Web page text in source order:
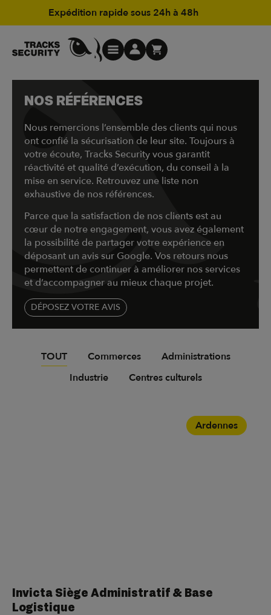
Expédition rapide sous 24h à 48h
NOS RÉFÉRENCES
Nous remercions l’ensemble des clients qui nous
ont confié la sécurisation de leur site. Toujours à
votre écoute, Tracks Security vous garantit
réactivité et qualité d’exécution, du conseil à la
mise en service. Retrouvez une liste non
exhaustive de nos références.
Parce que la satisfaction de nos clients est au
cœur de notre engagement, vous avez également
la possibilité de partager votre expérience en
déposant un avis sur Google. Vos retours nous
permettent de continuer à améliorer nos services
et d’accompagner au mieux chaque projet.
DÉPOSEZ VOTRE AVIS
TOUT Commerces
Administrations
Industrie
Centres culturels
Ardennes
Invicta Siège Administratif & Base
Logistique